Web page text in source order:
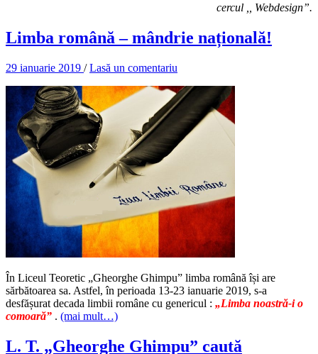
cercul ,, Webdesign”.
Limba română – mândrie națională!
29 ianuarie 2019 /Lasă un comentariu
În Liceul Teoretic „Gheorghe Ghimpu” limba română își are
sărbătoarea sa. Astfel, în perioada 13-23 ianuarie 2019, s-a
desfășurat decada limbii române cu genericul : „Limba noastră-i o
comoară” . (mai mult…)
L. T. „Gheorghe Ghimpu” caută